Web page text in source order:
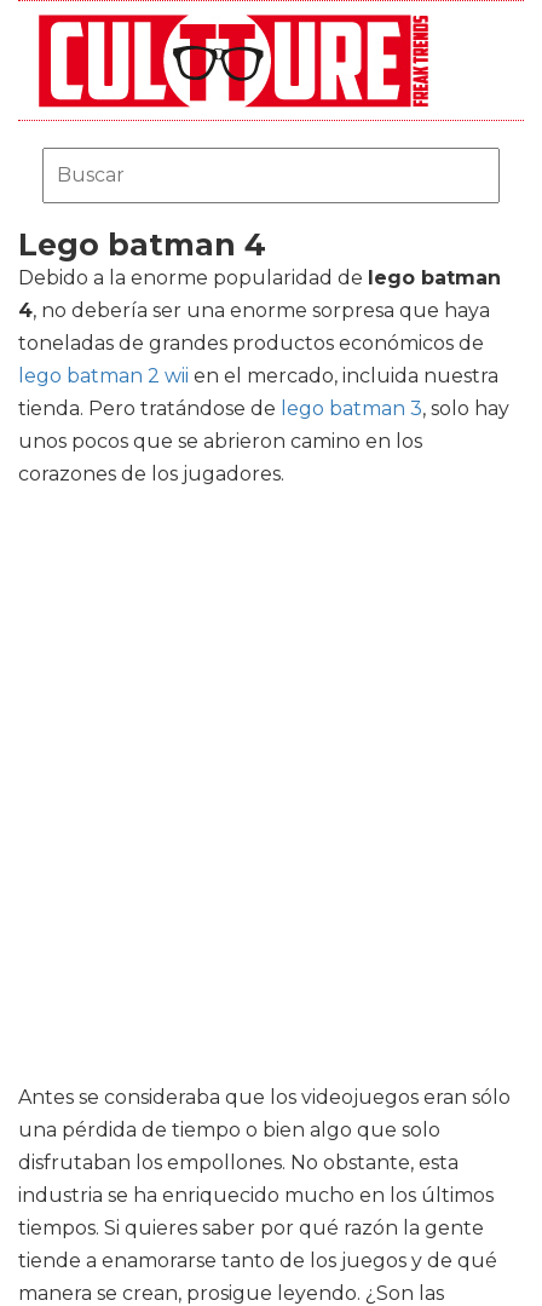
Lego batman 4
Debido a la enorme popularidad de lego batman
4, no debería ser una enorme sorpresa que haya
toneladas de grandes productos económicos de
lego batman 2 wii en el mercado, incluida nuestra
tienda. Pero tratándose de lego batman 3, solo hay
unos pocos que se abrieron camino en los
corazones de los jugadores.
Antes se consideraba que los videojuegos eran sólo
una pérdida de tiempo o bien algo que solo
disfrutaban los empollones. No obstante, esta
industria se ha enriquecido mucho en los últimos
tiempos. Si quieres saber por qué razón la gente
tiende a enamorarse tanto de los juegos y de qué
manera se crean, prosigue leyendo. ¿Son las